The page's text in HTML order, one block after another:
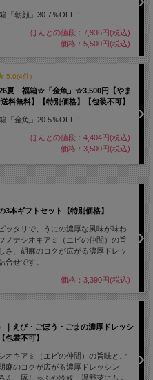
「朝顔」30.7％OFF！
ほんとの値段：7,936円(税込)
価格：5,500円(税込)
5.0(4件)
夏 福箱☆「金魚」☆3,500円【やま
料無料】【特別価格】【包装不可】
「金魚」20.5％OFF！
ほんとの値段：4,404円(税込)
価格：3,500円(税込)
3本ギフトセット【特別価格】
ッタリで、うにの濃厚な風味が味わ
ノナシオキアミ（エビの仲間）の旨
さ、胡麻のコクが広がる濃厚ドレッ
合せです。
価格：3,390円(税込)
｜えび・ごぼう・ごまの濃厚ドレッシ
包装不可】
オキアミ（エビの仲間）の旨味とご
麻のコクが広がる濃厚ドレッシン
ん、豚しゃぶや冷奴、温野菜にもよ